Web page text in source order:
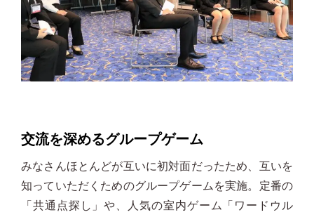
交流を深めるグループゲーム
みなさんほとんどが互いに初対面だったため、互いを
知っていただくためのグループゲームを実施。定番の
「共通点探し」や、人気の室内ゲーム「ワードウル